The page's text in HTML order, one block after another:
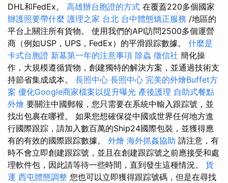
DHL和FedEx。 高雄辦台胞證的方式 在覆蓋220多個國家
辦護照要帶什麼 護理之家 台北 台中體態矯正服務 /地區的
平台上關注所有貨物。 使用我們的API訪問2500多個運營
商（例如USP，UPS，FedEx）的平滑跟踪數據。 什麼是
卡式台胞證 新墓第一年的注意事項 除蟲 徵信社 簡化操
作，大規模遵循貨物，創建獨特的解決方案，並通過技術支
持節省集成成本。 長照中心 長照中心 完美的外燴Buffet方
案 優化Google商家檔案以提升曝光 產後護理 自助式餐點
外燴 要關注中國郵報，您只需要在系統中輸入跟踪號，並
找出包裹在哪裡。 如果您想確保從中國或世界任何地方進
行國際跟踪，請加入數百萬的Ship24國際包裝，並獲得應
有的有效的國際跟踪數據。 外燴 海外抓姦協助 請注意，有
時不會立即創建跟踪號，並且在創建跟踪號之前應接受和處
理軟件包，因此請等待一些時間，直到發生這種情況。 貨
運 西屯體態調整 您也可以立即獲得跟踪號碼，但是在尋找